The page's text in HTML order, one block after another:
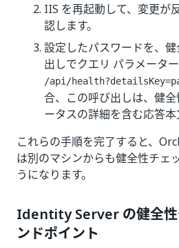
IIS を再起動して、変更が
認します。
設定したパスワードを、
出しでクエリ パラメータ
/api/
合、この呼び出しは、健
ータスの詳細を含む応答本
これらの手順を完了すると、
は別のマシンからも健全性チェ
うになります。
Identity Server の健全性
ンドポイント